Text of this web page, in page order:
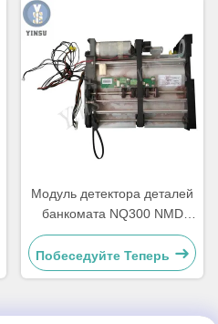
Модуль детектора деталей
банкомата NQ300 NMD
A011263 для банковского
оборудования
Побеседуйте Теперь